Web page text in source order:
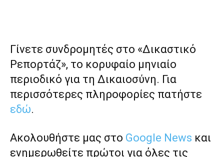
Γίνετε συνδρομητές στο «Δικαστικό
Ρεπορτάζ», το κορυφαίο μηνιαίο
περιοδικό για τη Δικαιοσύνη. Για
περισσότερες πληροφορίες πατήστε
εδώ.
Ακολουθήστε μας στο Google News και
ενημερωθείτε πρώτοι για όλες τις